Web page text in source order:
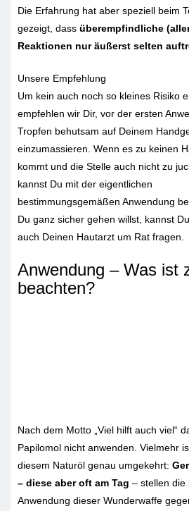
Die Erfahrung hat aber speziell beim
gezeigt, dass überempfindliche
Reaktionen nur äußerst selten
Unsere Empfehlung
Um kein auch noch so kleines Risiko
empfehlen wir Dir, vor der ersten
Tropfen behutsam auf Deinem
einzumassieren. Wenn es zu keinen
kommt und die Stelle auch nicht zu
kannst Du mit der eigentlichen
bestimmungsgemäßen Anwendung
Du ganz sicher gehen willst, kannst
auch Deinen Hautarzt um Rat fragen.
Anwendung – Was ist
beachten?
Nach dem Motto „Viel hilft auch viel“
Papilomol nicht anwenden. Vielmehr
diesem Naturöl genau umgekehrt:
– diese aber oft am Tag – stellen die
Anwendung dieser Wunderwaffe